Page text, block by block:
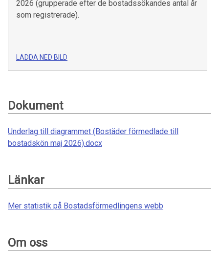
2026 (grupperade efter de bostadssökandes antal år
som registrerade).
LADDA NED BILD
Dokument
Underlag till diagrammet (Bostäder förmedlade till
bostadskön maj 2026).docx
Länkar
Mer statistik på Bostadsförmedlingens webb
Om oss